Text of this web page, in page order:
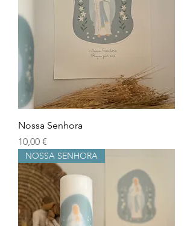
Nossa Senhora
Precio
10,00 €
NOSSA SENHORA